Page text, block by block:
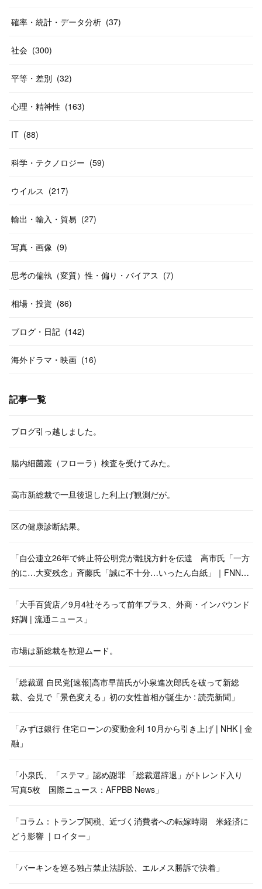
確率・統計・データ分析 (37)
社会 (300)
平等・差別 (32)
心理・精神性 (163)
IT (88)
科学・テクノロジー (59)
ウイルス (217)
輸出・輸入・貿易 (27)
写真・画像 (9)
思考の偏執（変質）性・偏り・バイアス (7)
相場・投資 (86)
ブログ・日記 (142)
海外ドラマ・映画 (16)
記事一覧
ブログ引っ越しました。
腸内細菌叢（フローラ）検査を受けてみた。
高市新総裁で一旦後退した利上げ観測だが。
区の健康診断結果。
「自公連立26年で終止符公明党が離脱方針を伝達 高市氏「一方
的に…大変残念」斉藤氏「誠に不十分…いったん白紙」｜FNN…
「大手百貨店／9月4社そろって前年プラス、外商・インバウンド
好調 | 流通ニュース」
市場は新総裁を歓迎ムード。
「総裁選 自民党[速報]高市早苗氏が小泉進次郎氏を破って新総
裁、会見で「景色変える」初の女性首相が誕生か : 読売新聞」
「みずほ銀行 住宅ローンの変動金利 10月から引き上げ | NHK | 金
融」
「小泉氏、「ステマ」認め謝罪 「総裁選辞退」がトレンド入り
写真5枚 国際ニュース：AFPBB News」
「コラム：トランプ関税、近づく消費者への転嫁時期 米経済に
どう影響 | ロイター」
「バーキンを巡る独占禁止法訴訟、エルメス勝訴で決着」